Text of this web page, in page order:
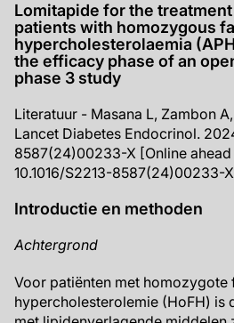
Lomitapide for the
patients with homozygous
hypercholesterolaemia
the efficacy phase of an
phase 3 study
Literatuur - Masana L, Zambon
Lancet Diabetes Endocrinol.
8587(24)00233-X [Online
10.1016/S2213-8587(24)00233-X
Introductie en methoden
Achtergrond
Voor patiënten met homozygote
hypercholesterolemie (HoFH) is